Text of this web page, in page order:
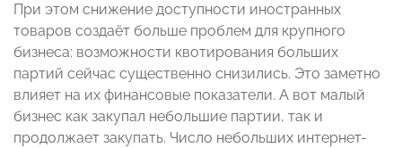
При этом снижение доступности иностранных
товаров создаёт больше проблем для крупного
бизнеса: возможности квотирования больших
партий сейчас существенно снизились. Это заметно
влияет на их финансовые показатели. А вот малый
бизнес как закупал небольшие партии, так и
продолжает закупать. Число небольших интернет-